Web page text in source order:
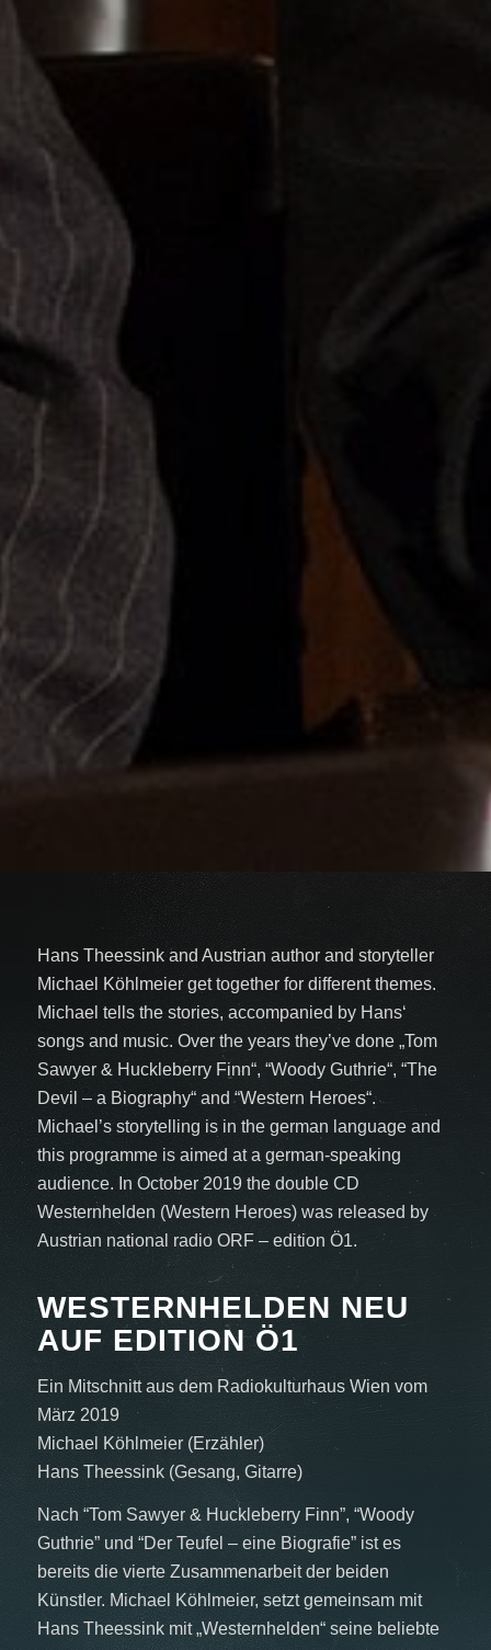
Hans Theessink and Austrian author and storyteller
Michael Köhlmeier get together for different themes.
Michael tells the stories, accompanied by Hans‘
songs and music. Over the years they’ve done „Tom
Sawyer & Huckleberry Finn“, “Woody Guthrie“, “The
Devil – a Biography“ and “Western Heroes“.
Michael’s storytelling is in the german language and
this programme is aimed at a german-speaking
audience. In October 2019 the double CD
Westernhelden (Western Heroes) was released by
Austrian national radio ORF – edition Ö1.
WESTERNHELDEN NEU
AUF EDITION Ö1
Ein Mitschnitt aus dem Radiokulturhaus Wien vom
März 2019
Michael Köhlmeier (Erzähler)
Hans Theessink (Gesang, Gitarre)
Nach “Tom Sawyer & Huckleberry Finn”, “Woody
Guthrie” und “Der Teufel – eine Biografie” ist es
bereits die vierte Zusammenarbeit der beiden
Künstler. Michael Köhlmeier, setzt gemeinsam mit
Hans Theessink mit „Westernhelden“ seine beliebte